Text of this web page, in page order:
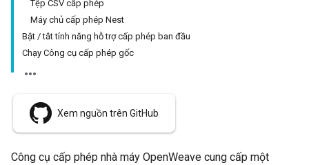
Tệp CSV cấp phép
Máy chủ cấp phép Nest
Bật / tắt tính năng hỗ trợ cấp phép ban đầu
Chạy Công cụ cấp phép gốc
Xem nguồn trên GitHub
Công cụ cấp phép nhà máy OpenWeave cung cấp một